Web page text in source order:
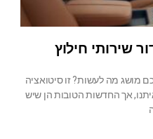
שירותי חילוץ
מושג מה לעשות? זו סיטואציה
אך החדשות הטובות הן שיש